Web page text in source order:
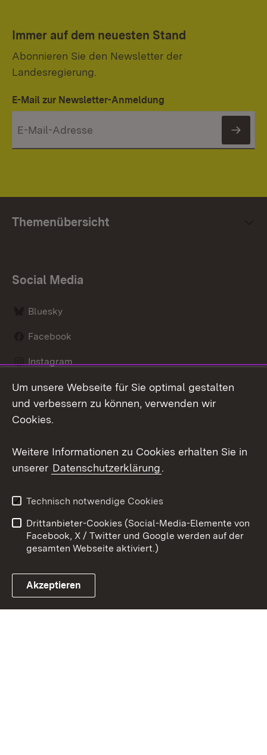
Immer auf dem neuesten Stand
Abonnieren Sie den Newsletter der
Landesregierung.
E-Mail zur Newsletter-Anmeldung
Themenübersicht
Social Media
Bluesky
Facebook
Instagram
LinkedIn
Link zum Landesportal
Datenschutz
Barrierefreiheit
Impressum
Cookies
Um unsere Webseite für Sie optimal gestalten
und verbessern zu können, verwenden wir
Cookies.
Weitere Informationen zu Cookies erhalten Sie in
unserer Datenschutzerklärung.
Technisch notwendige Cookies
Drittanbieter-Cookies (Social-Media-Elemente von
Facebook, X / Twitter und Google werden auf der
gesamten Webseite aktiviert.)
Akzeptieren